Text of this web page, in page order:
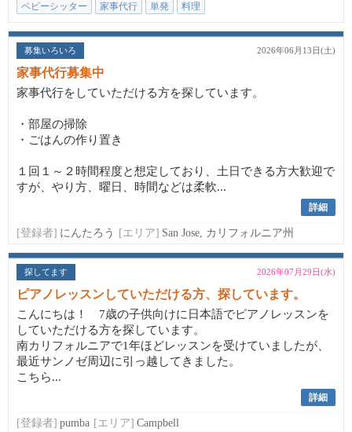
ベビーシッター 家事代行 単発 料理
募集いろいろ 2026年06月13日(土)
家事代行募集中
家事代行をしていただける方を探しています。
・部屋の掃除
・ごはんの作り置き
１回１～２時間程度と想定しており、土日できる方大歓迎で
すが、やり方、曜日、時間などは柔軟...
詳細
[登録者] にんたろう [エリア] San Jose, カリフォルニア州
探してます 2026年07月29日(水)
ピアノレッスンしていただける方、探しています。
こんにちは！ 7歳の子供向けに日本語でピアノレッスンを
していただける方を探しています。
南カリフォルニアで1年ほどレッスンを受けていましたが、
最近サンノゼ周辺に引っ越してきました。
こちら...
詳細
[登録者] pumba [エリア] Campbell